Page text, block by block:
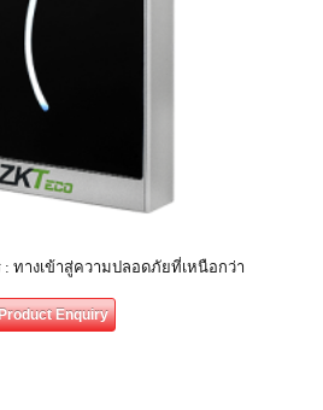
: ทางเข้าสู่ความปลอดภัยที่เหนือกว่า
Enquiry